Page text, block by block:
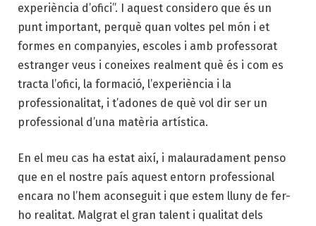
experiència d’ofici”. I aquest considero que és un
punt important, perquè quan voltes pel món i et
formes en companyies, escoles i amb professorat
estranger veus i coneixes realment què és i com es
tracta l’ofici, la formació, l’experiència i la
professionalitat, i t’adones de què vol dir ser un
professional d’una matèria artística.
En el meu cas ha estat així, i malauradament penso
que en el nostre país aquest entorn professional
encara no l’hem aconseguit i que estem lluny de fer-
ho realitat. Malgrat el gran talent i qualitat dels